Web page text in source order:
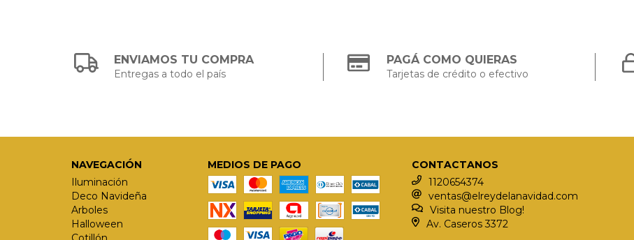
ENVIAMOS TU COMPRA
Entregas a todo el país
PAGÁ COMO QUIERAS
Tarjetas de crédito o efectivo
NAVEGACIÓN
Iluminación
Deco Navideña
Arboles
Halloween
MEDIOS DE PAGO
CONTACTANOS
1120654374
ventas@elreydelanavidad.com
Visita nuestro Blog!
Av. Caseros 3372